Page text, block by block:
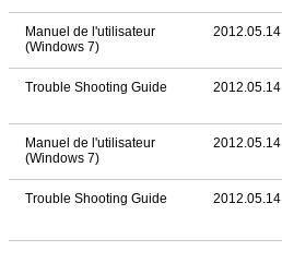
Manuel de l'utilisateur
(Windows 7)
2012.05.14
Trouble Shooting Guide 2012.05.14
Manuel de l'utilisateur
(Windows 7)
2012.05.14
Trouble Shooting Guide 2012.05.14